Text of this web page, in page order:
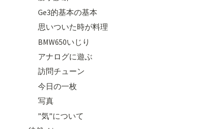
Ge3的基本の基本
思いついた時が料理
BMW650いじり
アナログに遊ぶ
訪問チューン
今日の一枚
写真
”気”について